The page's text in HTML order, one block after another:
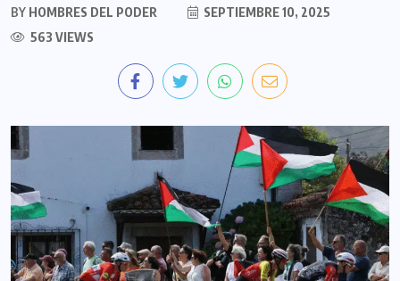
BY HOMBRES DEL PODER
SEPTIEMBRE 10, 2025
563 VIEWS